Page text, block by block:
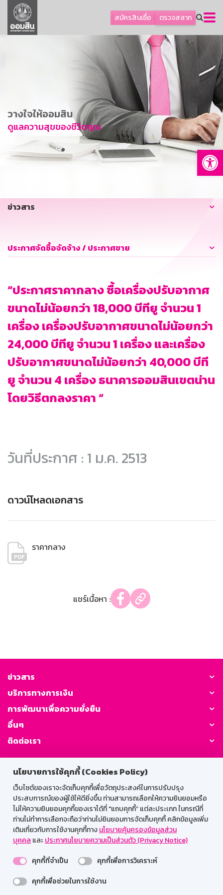
นโยบายการใช้คุกกี้ (Cookies Policy)
เว็บไซต์ของเราจะจัดเก็บคุกกี้เพื่อวัตถุประสงค์ในการปรับปรุง
ประสบการณ์ของผู้ใช้ให้ดียิ่งขึ้น ท่านสามารถเลือกให้ความยินยอมหรือ
ไม่ให้ความยินยอมคุกกี้ของเราได้ที่ "แถบคุกกี้” แต่ละประเภท ในกรณีที่
ท่านไม่ทำการเลือกจะถือว่าท่านไม่ยินยอมการจัดเก็บคุกกี้ คลิกข้อมูลเพิ่ม
เติมเกี่ยวกับการใช้งานคุกกี้ทางนโยบายคุ้มครองข้อมูลส่วน
บุคคล และประกาศนโยบายความเป็นส่วนตัว (Privacy Notice)
คุกกี้ที่จำเป็น
คุกกี้เพื่อการวิเคราะห์
คุกกี้เพื่อช่วยในการใช้งาน
สมัครสินเชื่อ ตรวจสลาก
ลูกค้าธุรกิจ
ลูกค้าผู้ประกอบรายย่อย
การพัฒนาที่ยั่งยืน
ข่าวสาร
บริการทางการเงิน
อื่นๆ
วางใจให้ออมสิน
ดูแลความสุขของชีวิตคุณ
ข่าวสาร
ประกาศจัดซื้อจัดจ้าง / ประกาศขาย
“ประกาศราคากลาง ซื้อเครื่องปรับอากาศ
ขนาดไม่น้อยกว่า 18,000 บีทียู จำนวน 1
เครื่อง เครื่องปรับอากาศขนาดไม่น้อยกว่า
24,000 บีทียู จำนวน 1 เครื่อง และเครื่อง
ปรับอากาศขนาดไม่น้อยกว่า 40,000 บีที
ยู จำนวน 4 เครื่อง ธนาคารออมสินเขตน่าน
โดยวิธีตกลงราคา “
วันที่ประกาศ : 1 ม.ค. 2513
ดาวน์โหลดเอกสาร
ราคากลาง
แชร์เนื้อหา :
ข่าวสาร
บริการทางการเงิน
การพัฒนาเพื่อความยั่งยืน
อื่นๆ
ติดต่อเรา
GSB Society:
สำหรับพนักงาน
Web HR
GSB Wisdom
M-Search
เข้าสู่ระบบเน็ตเมล